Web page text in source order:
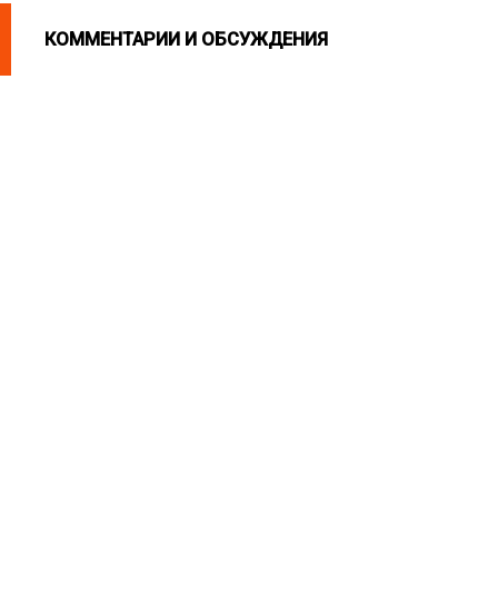
КОММЕНТАРИИ И ОБСУЖДЕНИЯ